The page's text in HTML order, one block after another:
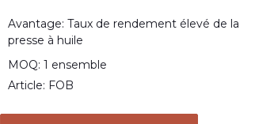
Avantage: Taux de rendement élevé de la
presse à huile
MOQ: 1 ensemble
Article: FOB